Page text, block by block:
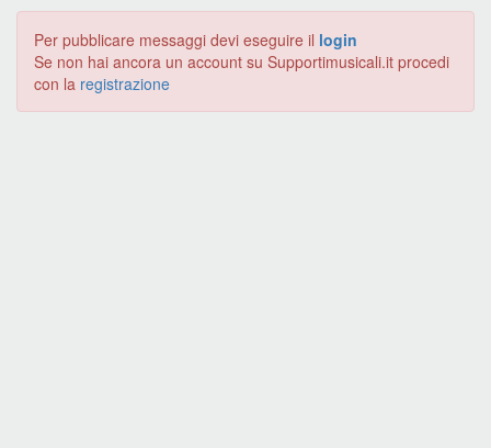
Per pubblicare messaggi devi eseguire il login
Se non hai ancora un account su Supportimusicali.it procedi
con la registrazione